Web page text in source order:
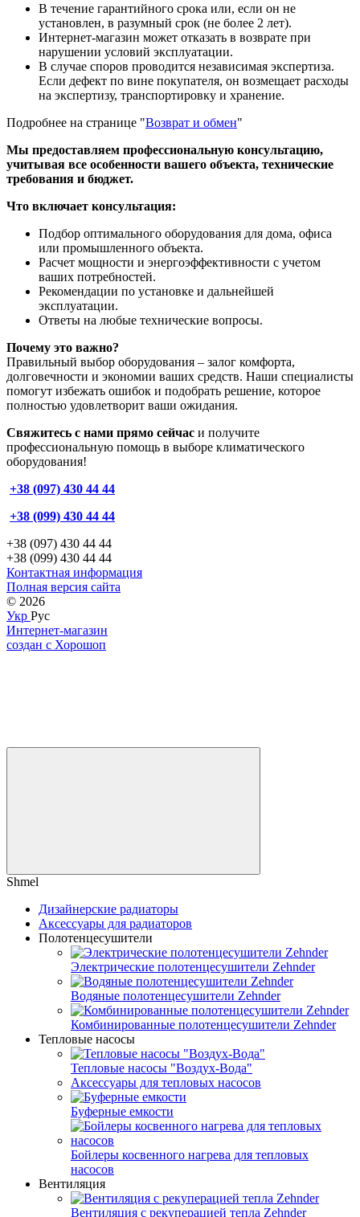
В течение гарантийного срока или, если он не
установлен, в разумный срок (не более 2 лет).
Интернет-магазин может отказать в возврате при
нарушении условий эксплуатации.
В случае споров проводится независимая экспертиза.
Если дефект по вине покупателя, он возмещает расходы
на экспертизу, транспортировку и хранение.
Подробнее на странице "Возврат и обмен"
Мы предоставляем профессиональную консультацию,
учитывая все особенности вашего объекта, технические
требования и бюджет.
Что включает консультация:
Подбор оптимального оборудования для дома, офиса
или промышленного объекта.
Расчет мощности и энергоэффективности с учетом
ваших потребностей.
Рекомендации по установке и дальнейшей
эксплуатации.
Ответы на любые технические вопросы.
Почему это важно?
Правильный выбор оборудования – залог комфорта,
долговечности и экономии ваших средств. Наши специалисты
помогут избежать ошибок и подобрать решение, которое
полностью удовлетворит ваши ожидания.
Свяжитесь с нами прямо сейчас и получите
профессиональную помощь в выборе климатического
оборудования!
+38 (097) 430 44 44
+38 (099) 430 44 44
+38 (097) 430 44 44
+38 (099) 430 44 44
Контактная информация
Полная версия сайта
© 2026
Укр Рус
Интернет-магазин
создан с Хорошоп
Shmel
Дизайнерские радиаторы
Аксессуары для радиаторов
Полотенцесушители
Электрические полотенцесушители Zehnder
Водяные полотенцесушители Zehnder
Комбинированные полотенцесушители Zehnder
Тепловые насосы
Тепловые насосы "Воздух-Вода"
Аксессуары для тепловых насосов
Буферные емкости
Бойлеры косвенного нагрева для тепловых
насосов
Вентиляция
Вентиляция с рекуперацией тепла Zehnder